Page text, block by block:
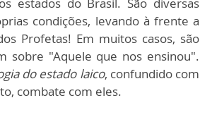
estados do Brasil. São diversas
condições, levando à frente a
Profetas! Em muitos casos, são
sobre "Aquele que nos ensinou".
do estado laico, confundido com
combate com eles.